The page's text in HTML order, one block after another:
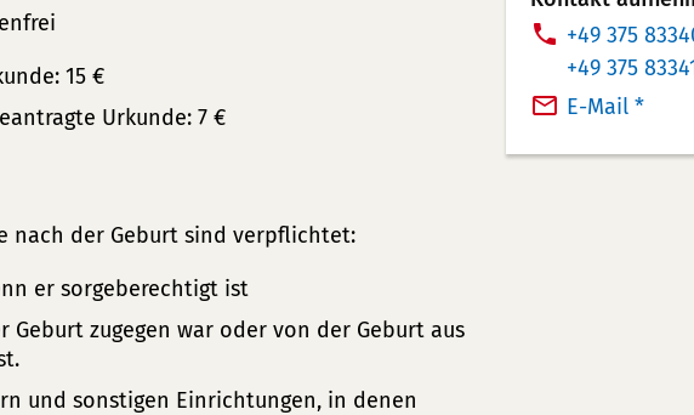
15 €
Urkunde: 7 €
nach der Geburt sind verpflichtet:
er sorgeberechtigt ist
Geburt zugegen war oder von der Geburt aus
und sonstigen Einrichtungen, in denen
i
o
r
T
e
l
f
+49 375
T
e
e
+49 375
E-Mail *